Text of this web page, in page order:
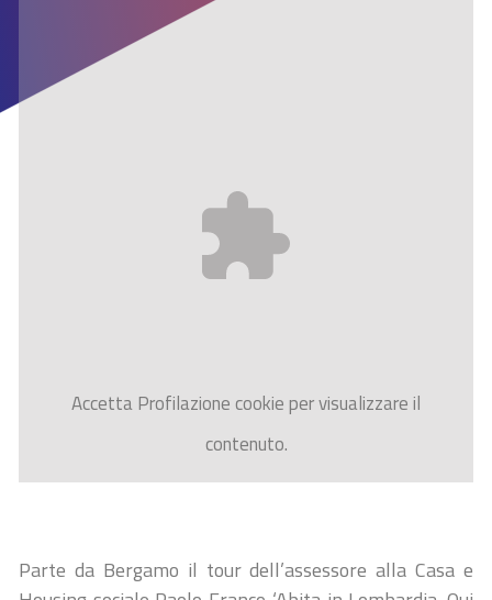
AccettaProfilazionecookie per visualizzare il
contenuto.
Parte da Bergamo il tour dell’assessore alla Casa e